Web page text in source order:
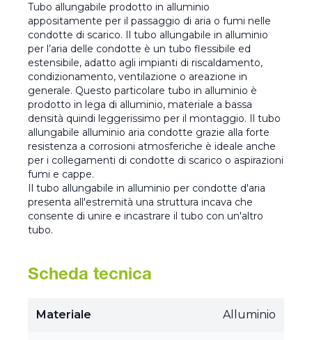
Tubo allungabile prodotto in alluminio
appositamente per il passaggio di aria o fumi nelle
condotte di scarico. Il tubo allungabile in alluminio
per l’aria delle condotte è un tubo flessibile ed
estensibile, adatto agli impianti di riscaldamento,
condizionamento, ventilazione o areazione in
generale. Questo particolare tubo in alluminio è
prodotto in lega di alluminio, materiale a bassa
densità quindi leggerissimo per il montaggio. Il tubo
allungabile alluminio aria condotte grazie alla forte
resistenza a corrosioni atmosferiche è ideale anche
per i collegamenti di condotte di scarico o aspirazioni
fumi e cappe.
Il tubo allungabile in alluminio per condotte d'aria
presenta all'estremità una struttura incava che
consente di unire e incastrare il tubo con un'altro
tubo.
Scheda tecnica
Materiale Alluminio